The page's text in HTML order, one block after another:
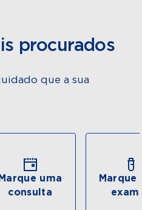
procurados
que a sua
Marque uma
consulta
Marque